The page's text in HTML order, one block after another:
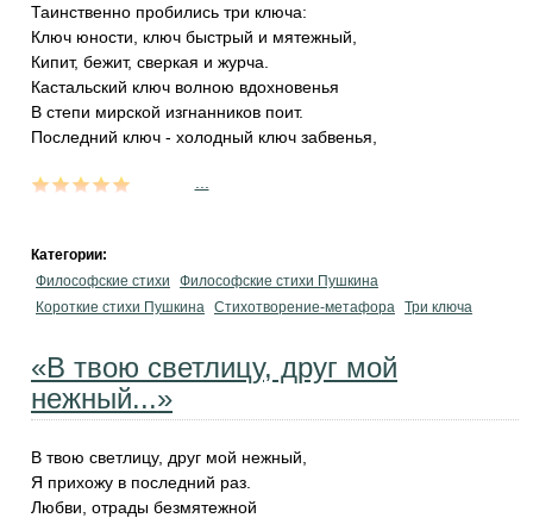
Таинственно пробились три ключа:
Ключ юности, ключ быстрый и мятежный,
Кипит, бежит, сверкая и журча.
Кастальский ключ волною вдохновенья
В степи мирской изгнанников поит.
Последний ключ - холодный ключ забвенья,
Категории:
Философские стихи
Философские стихи Пушкина
Короткие стихи Пушкина Стихотворение-метафора Три ключа
«В твою светлицу, друг мой
нежный...»
В твою светлицу, друг мой нежный,
Я прихожу в последний раз.
Любви, отрады безмятежной